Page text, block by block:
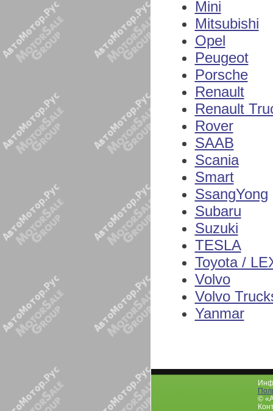
Mini
Mitsubishi
Opel
Peugeot
Porsche
Renault
Renault
Rover
SAAB
Scania
Smart
SsangYong
Subaru
Suzuki
TESLA
Toyota /
Volvo
Volvo
Yanmar
©